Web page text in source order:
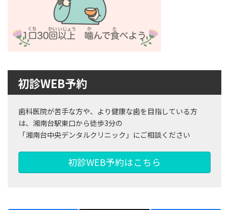
初診WEB予約
歯科医院が苦手な方や、より健康な歯を目指している方
は、湘南台駅東口から徒歩3分の
「湘南台中央デンタルクリニック」にご相談ください
初診WEB予約はこちら